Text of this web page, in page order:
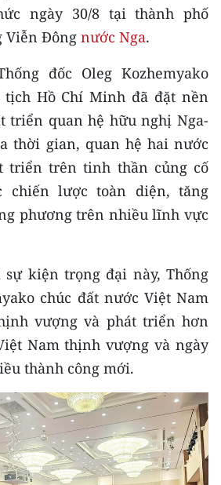
ngày 30/8 tại thành phố
Viễn Đông nước Nga.
đốc Oleg Kozhemyako
tịch Hồ Chí Minh đã đặt nền
triển quan hệ hữu nghị Nga-
thời gian, quan hệ hai nước
triển trên tinh thần củng cố
chiến lược toàn diện, tăng
phương trên nhiều lĩnh vực
kiện trọng đại này, Thống
chúc đất nước Việt Nam
vượng và phát triển hơn
Nam thịnh vượng và ngày
thành công mới.